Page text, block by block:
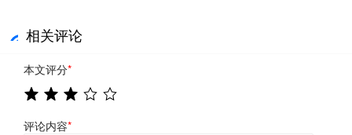
相关评论
本文评分*
评论内容*